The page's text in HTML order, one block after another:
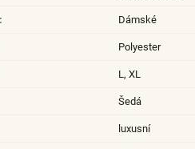
: Dámské
Polyester
L, XL
Šedá
luxusní